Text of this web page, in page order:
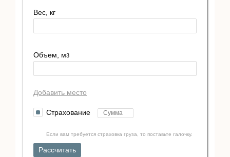
Вес, кг
Объем, м3
Добавить место
Страхование
Если вам требуется страховка груза, то поставьте галочку.
Рассчитать